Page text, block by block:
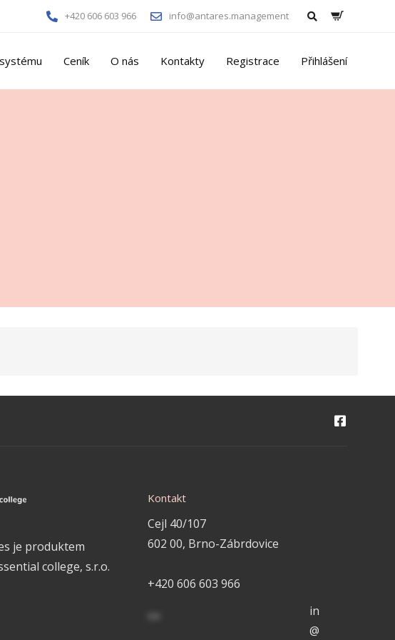
+420 606 603 966 info@antares.management
Ceník O nás Kontakty Registrace Přihlášení
je produktem
college, s.r.o.
Kontakt
Cejl 40/107
602 00, Brno-Zábrdovice
+420 606 603 966
in
@